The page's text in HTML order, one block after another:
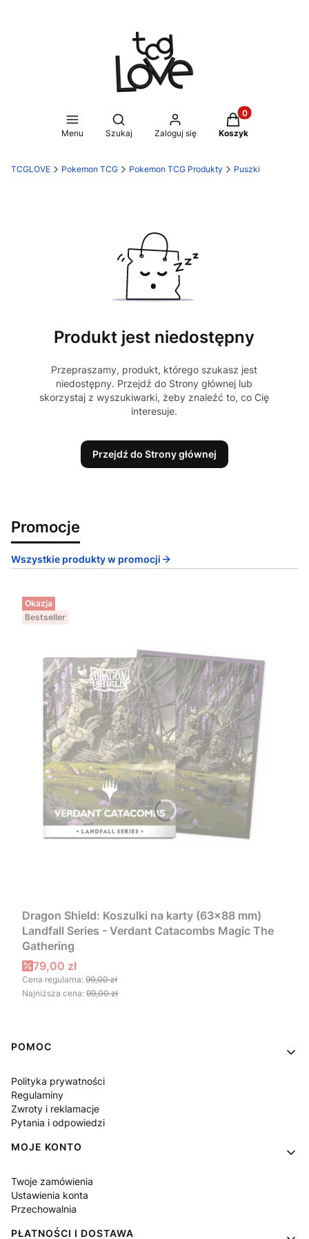
Menu
Otwórz wyszukiwarkę
Szukaj Zaloguj się
Produkty w
Koszyk
TCGLOVE Pokemon TCG Pokemon TCG Produkty Puszki
Produkt jest niedostępny
Przepraszamy, produkt, którego szukasz jest
niedostępny. Przejdź do Strony głównej lub
skorzystaj z wyszukiwarki, żeby znaleźć to, co Cię
interesuje.
Przejdź do Strony głównej
Promocje
Wszystkie produkty w promocji
Okazja
Bestseller
Dragon Shield: Koszulki na karty (63x88 mm)
Landfall Series - Verdant Catacombs Magic The
Gathering
Cena promocyjna
79,00 zł
Cena regularna: 99,00 zł
Najniższa cena: 99,00 zł
Linki w stopce
POMOC
Polityka prywatności
Regulaminy
Zwroty i reklamacje
Pytania i odpowiedzi
MOJE KONTO
Twoje zamówienia
Ustawienia konta
Przechowalnia
PŁATNOŚCI I DOSTAWA